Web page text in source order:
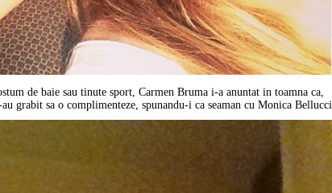
de baie sau tinute sport, Carmen Bruma i-a anuntat in toamna ca,
grabit sa o complimenteze, spunandu-i ca seaman cu Monica Bellucci.